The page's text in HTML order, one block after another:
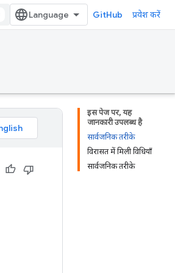
GitHub प्रवेश करें
इस पेज पर, यह
जानकारी उपलब्ध है
सार्वजनिक तरीके
विरासत में मिली विधियाँ
सार्वजनिक तरीके